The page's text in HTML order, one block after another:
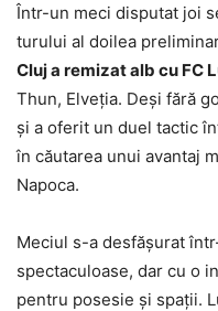
Într-un meci disputat joi
turului al doilea
Cluj a remizat alb cu FC
Thun, Elveția. Deși fără
și a oferit un duel tactic
în căutarea unui avantaj
Napoca.
Meciul s-a desfășurat
spectaculoase, dar cu o
pentru posesie și spații.